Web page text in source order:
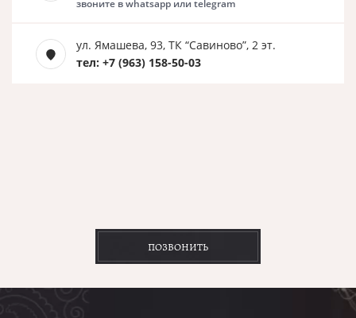
звоните в whatsapp или telegram
ул. Ямашева, 93, ТК “Савиново”, 2 эт.
тел: +7 (963) 158-50-03
ПОЗВОНИТЬ